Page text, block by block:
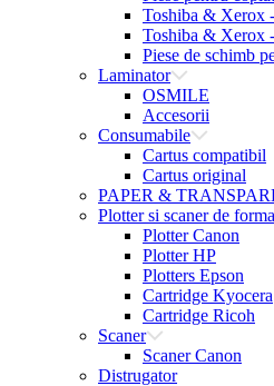
Toshiba & Xerox
Toshiba & Xerox
Piese de schimb
Laminator
OSMILE
Accesorii
Consumabile
Cartus compatibil
Cartus original
PAPER &
Plotter si scaner de
Plotter Canon
Plotter HP
Plotters Epson
Cartridge Kyocera
Cartridge Ricoh
Scaner
Scaner Canon
Distrugator